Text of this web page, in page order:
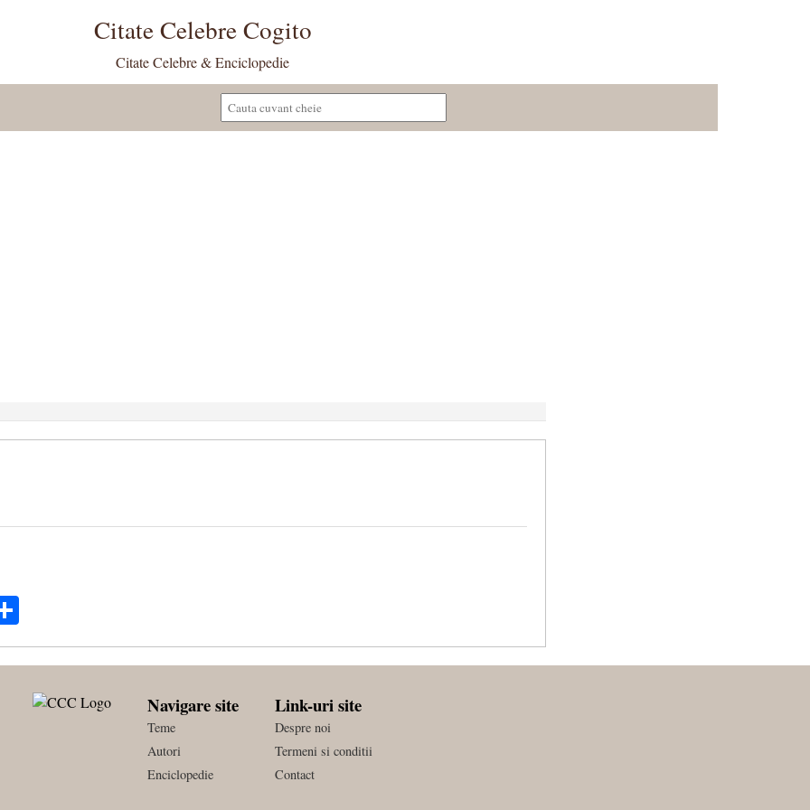
Citate Celebre Cogito
Citate Celebre & Enciclopedie
Navigare site
Teme
Autori
Enciclopedie
Link-uri site
Despre noi
Termeni si conditii
Contact